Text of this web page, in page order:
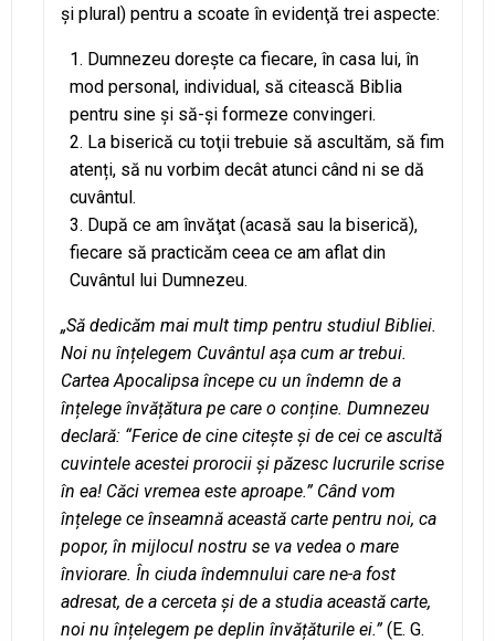
şi plural) pentru a scoate în evidenţă trei aspecte:
Dumnezeu dorește ca fiecare, în casa lui, în
mod personal, individual, să citească Biblia
pentru sine și să-și formeze convingeri.
La biserică cu toţii trebuie să ascultăm, să fim
atenți, să nu vorbim decât atunci când ni se dă
cuvântul.
După ce am învăţat (acasă sau la biserică),
fiecare să practicăm ceea ce am aflat din
Cuvântul lui Dumnezeu.
„Să dedicăm mai mult timp pentru studiul Bibliei.
Noi nu înțelegem Cuvântul așa cum ar trebui.
Cartea Apocalipsa începe cu un îndemn de a
înțelege învățătura pe care o conține. Dumnezeu
declară: “Ferice de cine citește și de cei ce ascultă
cuvintele acestei prorocii și păzesc lucrurile scrise
în ea! Căci vremea este aproape.” Când vom
înțelege ce înseamnă această carte pentru noi, ca
popor, în mijlocul nostru se va vedea o mare
înviorare. În ciuda îndemnului care ne-a fost
adresat, de a cerceta și de a studia această carte,
noi nu înțelegem pe deplin învățăturile ei.”(E. G.